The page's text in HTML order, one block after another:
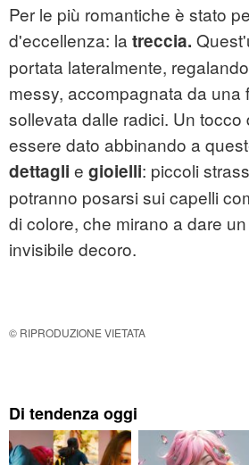
Per le più romantiche è stato
d'eccellenza: la treccia.
portata lateralmente,
messy, accompagnata da una
sollevata dalle radici. Un
essere dato abbinando a
dettagli e gioielli: piccoli
potranno posarsi sui capelli
di colore, che mirano a dare
invisibile decoro.
© RIPRODUZIONE VIETATA
Di tendenza oggi